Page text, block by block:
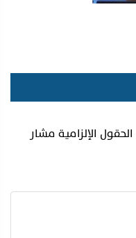
الحقول الإلزامية مشار